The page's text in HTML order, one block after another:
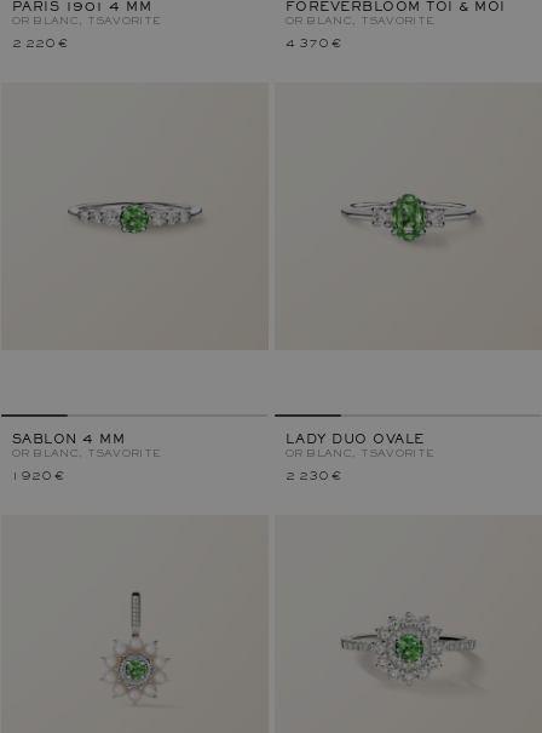
PARIS 1901 4 MM
OR BLANC, TSAVORITE
2 220 €
FOREVERBLOOM TOI & MOI
OR BLANC, TSAVORITE
4 370 €
SABLON 4 MM
OR BLANC, TSAVORITE
1 920 €
LADY DUO OVALE
OR BLANC, TSAVORITE
2 230 €